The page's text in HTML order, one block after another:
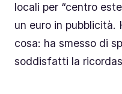
locali per “centro
un euro in pubblicità.
cosa: ha smesso di
soddisfatti la